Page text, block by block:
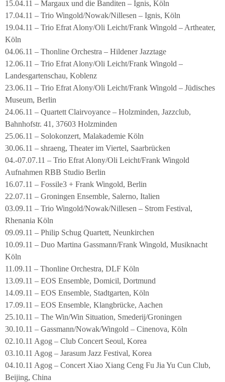
15.04.11 – Margaux und die Banditen – Ignis, Köln
17.04.11 – Trio Wingold/Nowak/Nillesen – Ignis, Köln
19.04.11 – Trio Efrat Alony/Oli Leicht/Frank Wingold – Artheater,
Köln
04.06.11 – Thonline Orchestra – Hildener Jazztage
12.06.11 – Trio Efrat Alony/Oli Leicht/Frank Wingold –
Landesgartenschau, Koblenz
23.06.11 – Trio Efrat Alony/Oli Leicht/Frank Wingold – Jüdisches
Museum, Berlin
24.06.11 – Quartett Clairvoyance – Holzminden, Jazzclub,
Bahnhofstr. 41, 37603 Holzminden
25.06.11 – Solokonzert, Malakademie Köln
30.06.11 – shraeng, Theater im Viertel, Saarbrücken
04.-07.07.11 – Trio Efrat Alony/Oli Leicht/Frank Wingold
Aufnahmen RBB Studio Berlin
16.07.11 – Fossile3 + Frank Wingold, Berlin
22.07.11 – Groningen Ensemble, Salerno, Italien
03.09.11 – Trio Wingold/Nowak/Nillesen – Strom Festival,
Rhenania Köln
09.09.11 – Philip Schug Quartett, Neunkirchen
10.09.11 – Duo Martina Gassmann/Frank Wingold, Musiknacht
Köln
11.09.11 – Thonline Orchestra, DLF Köln
13.09.11 – EOS Ensemble, Domicil, Dortmund
14.09.11 – EOS Ensemble, Stadtgarten, Köln
17.09.11 – EOS Ensemble, Klangbrücke, Aachen
25.10.11 – The Win/Win Situation, Smederij/Groningen
30.10.11 – Gassmann/Nowak/Wingold – Cinenova, Köln
02.10.11 Agog – Club Concert Seoul, Korea
03.10.11 Agog – Jarasum Jazz Festival, Korea
04.10.11 Agog – Concert Xiao Xiang Ceng Fu Jia Yu Cun Club,
Beijing, China